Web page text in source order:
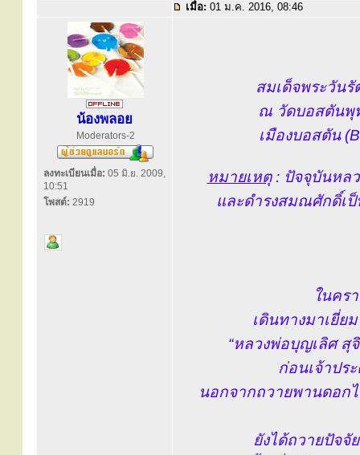
เมื่อ: 01 ม.ค. 2016, 08:46
น้องพลอย
Moderators-2
ลงทะเบียนเมื่อ: 05 มิ.ย. 2009,
10:51
โพสต์: 2919
สมเด็จพระวัน
ณ วัดบอสตันพุท
เมืองบอสตัน
หมายเหตุ: ปัจจุบันหลว
และดำรงสมณศักดิ์เ
ในคร
เดินทางมาเยี่ย
“หลวงพ่อบุญเลิศ สุ
ก่อนเจ้าปร
นอกจากถวายพานดอก
ยังได้ถวายปัจ